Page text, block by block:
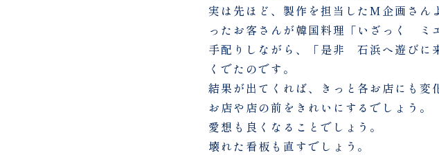
実は先ほど、製作を担当したM企画さん
ったお客さんが韓国料理「いざっく ミ
手配りしながら、「是非 石浜へ遊びに
くでたのです。
結果が出てくれば、きっと各お店にも変
お店や店の前をきれいにするでしょう。
愛想も良くなることでしょう。
壊れた看板も直すでしょう。